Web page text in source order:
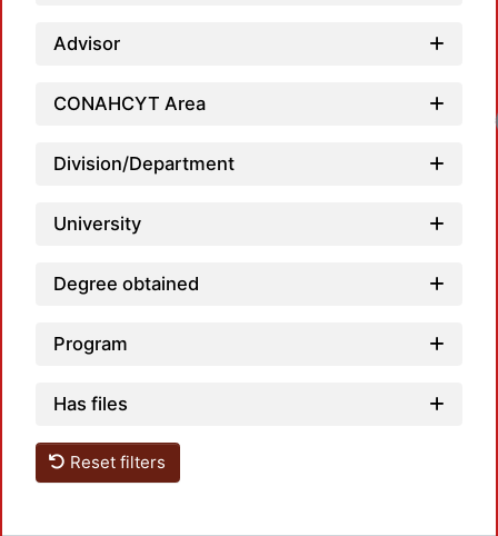
Advisor
CONAHCYT Area
Division/Department
University
Degree obtained
Program
Has files
Reset filters